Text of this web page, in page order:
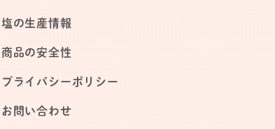
塩の生産情報
商品の安全性
プライバシーポリシー
お問い合わせ